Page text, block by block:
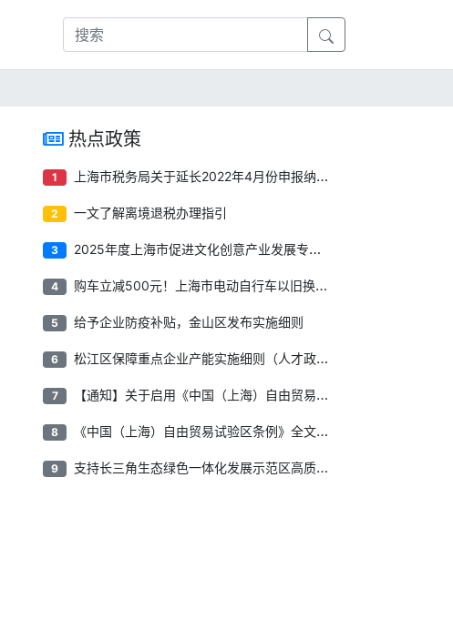
热点政策
1 上海市税务局关于延长2022年4月份申报纳税期限有关事项的通告
2 一文了解离境退税办理指引
3 2025年度上海市促进文化创意产业发展专项资金项目申报指南
4 购车立减500元！上海市电动自行车以旧换新补贴来了！
5 给予企业防疫补贴​，金山区发布实施细则
6 松江区保障重点企业产能实施细则（人才政策）
7 【通知】关于启用《中国（上海）自由贸易试验区临港新片区重点产业企业所得税优惠资格申报管理系统》的公告
8 《中国（上海）自由贸易试验区条例》全文公布
9 支持长三角生态绿色一体化发展示范区高质量发展，上海市政府、江苏省政府、浙江省政府印发通知